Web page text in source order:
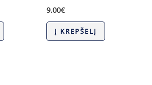
9.00€
Į KREPŠELĮ